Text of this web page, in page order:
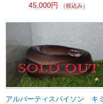
45,000円
（税込み）
アルバーティスパイソン キミ